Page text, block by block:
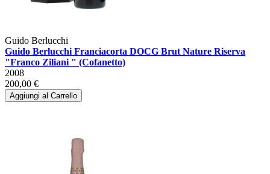
Guido Berlucchi
Guido Berlucchi Franciacorta DOCG Brut Nature Riserva
"Franco Ziliani " (Cofanetto)
2008
200,00 €
Aggiungi al Carrello